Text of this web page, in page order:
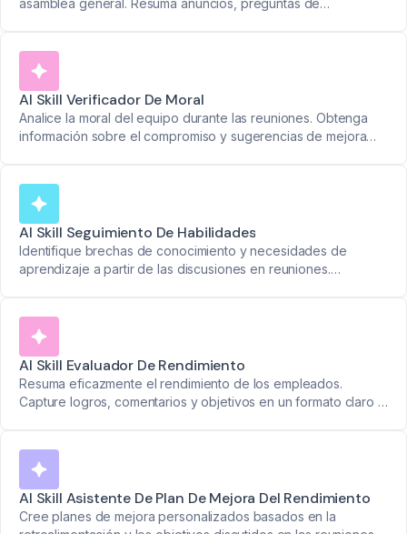
asamblea general. Resuma anuncios, preguntas de
AI Skill Verificador De Moral
Analice la moral del equipo durante las reuniones. Obtenga
información sobre el compromiso y sugerencias de mejora
AI Skill Seguimiento De Habilidades
Identifique brechas de conocimiento y necesidades de
aprendizaje a partir de las discusiones en reuniones.
AI Skill Evaluador De Rendimiento
Resuma eficazmente el rendimiento de los empleados.
Capture logros, comentarios y objetivos en un formato claro y
AI Skill Asistente De Plan De Mejora Del Rendimiento
Cree planes de mejora personalizados basados en la